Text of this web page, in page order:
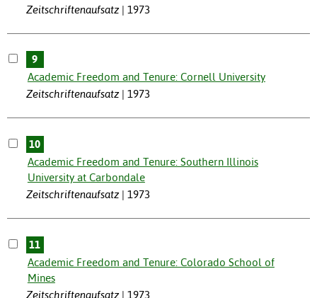
Zeitschriftenaufsatz
1973
9
Academic Freedom and Tenure: Cornell University
Zeitschriftenaufsatz
1973
10
Academic Freedom and Tenure: Southern Illinois
University at Carbondale
Zeitschriftenaufsatz
1973
11
Academic Freedom and Tenure: Colorado School of
Mines
Zeitschriftenaufsatz
1973